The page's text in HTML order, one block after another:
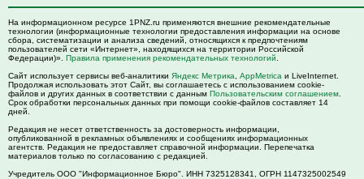
На информационном ресурсе 1PNZ.ru применяются внешние рекомендательные
технологии (информационные технологии предоставления информации на основе
сбора, систематизации и анализа сведений, относящихся к предпочтениям
пользователей сети «Интернет», находящихся на территории Российской
Федерации)». Правила применения рекомендательных технологий
Сайт использует сервисы веб-аналитики Яндекс Метрика AppMetrica и LiveInternet.
Продолжая использовать этот Сайт, вы соглашаетесь с использованием cookie-
файлов и других данных в соответствии с данным Пользовательским соглашением
Срок обработки персональных данных при помощи cookie-файлов составляет 14
дней.
Редакция не несет ответственность за достоверность информации,
опубликованной в рекламных объявлениях и сообщениях информационных
агентств. Редакция не предоставляет справочной информации. Перепечатка
материалов только по согласованию с редакцией.
Учредитель ООО "Информационное Бюро". ИНН 7325128341, ОГРН 1147325002549